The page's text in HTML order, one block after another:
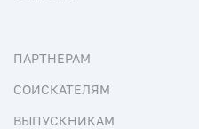
ПАРТНЕРАМ
СОИСКАТЕЛЯМ
ВЫПУСКНИКАМ